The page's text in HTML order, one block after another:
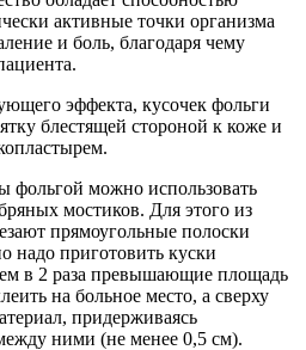
активные точки организма
и боль, благодаря чему
эффекта, кусочек фольги
блестящей стороной к коже и
фольгой можно использовать
мостиков. Для этого из
прямоугольные полоски
надо приготовить куски
в 2 раза превышающие площадь
на больное место, а сверху
придерживаясь
ними (не менее 0,5 см).